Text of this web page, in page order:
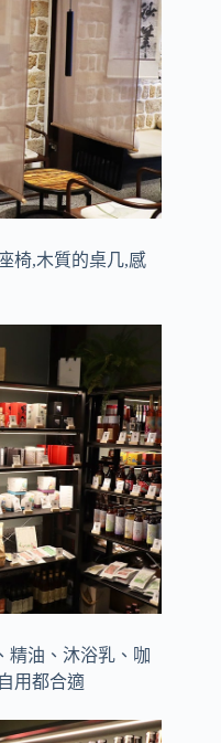
椅,木質的桌几,感
精油、沐浴乳、咖
用都合適